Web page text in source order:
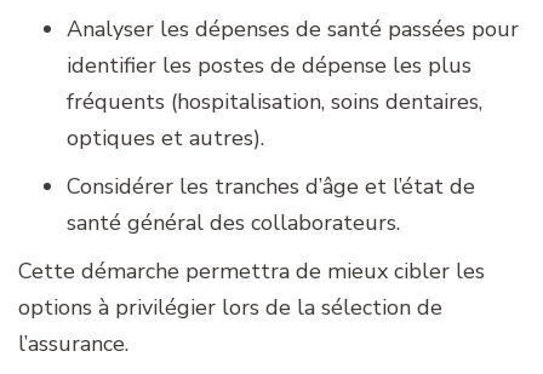
Analyser les dépenses de santé passées pour
identifier les postes de dépense les plus
fréquents (hospitalisation, soins dentaires,
optiques et autres).
Considérer les tranches d’âge et l’état de
santé général des collaborateurs.
Cette démarche permettra de mieux cibler les
options à privilégier lors de la sélection de
l’assurance.